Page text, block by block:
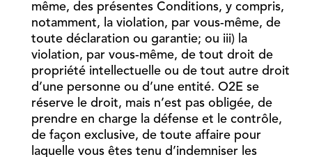
même, des présentes Conditions, y compris,
notamment, la violation, par vous-même, de
toute déclaration ou garantie; ou iii) la
violation, par vous-même, de tout droit de
propriété intellectuelle ou de tout autre droit
d’une personne ou d’une entité. O2E se
réserve le droit, mais n’est pas obligée, de
prendre en charge la défense et le contrôle,
de façon exclusive, de toute affaire pour
laquelle vous êtes tenu d’indemniser les